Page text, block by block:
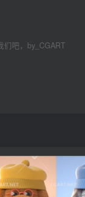
吧，by_CGART